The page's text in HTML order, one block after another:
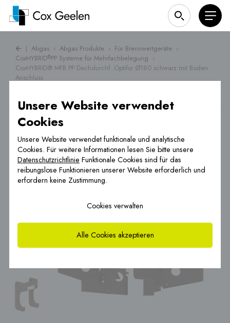
| Abgas › Abgas Produkte › Für Brennwertgeräte ›
CoxHYBRID®PP Systeme für Mehrfachbelegung ›
CoxHYBRID® MFB PP Dachdurchf. Optifor Ø180 schwarz mit Boden
Anschluss
Unsere Website verwendet
Cookies
Unsere Website verwendet funktionale und analytische
Cookies. Für weitere Informationen lesen Sie bitte unsere
Datenschutzrichtlinie Funktionale Cookies sind für das
reibungslose Funktionieren unserer Website erforderlich und
erfordern keine Zustimmung.
Cookies verwalten
Alle Cookies akzeptieren